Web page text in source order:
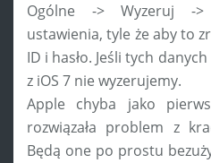
Ogólne -> Wyzeruj -
ustawienia, tyle że aby to
ID i hasło. Jeśli tych
z iOS 7 nie wyzerujemy.
Apple chyba jako
rozwiązała problem z
Będą one po prostu